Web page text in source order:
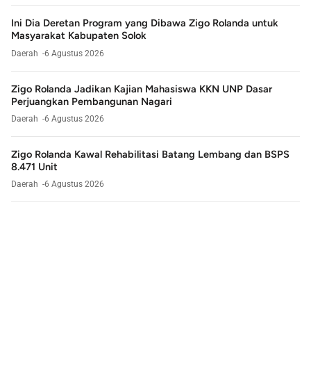
Ini Dia Deretan Program yang Dibawa Zigo Rolanda untuk
Masyarakat Kabupaten Solok
Daerah 6 Agustus 2026
Zigo Rolanda Jadikan Kajian Mahasiswa KKN UNP Dasar
Perjuangkan Pembangunan Nagari
Daerah 6 Agustus 2026
Zigo Rolanda Kawal Rehabilitasi Batang Lembang dan BSPS
8.471 Unit
Daerah 6 Agustus 2026